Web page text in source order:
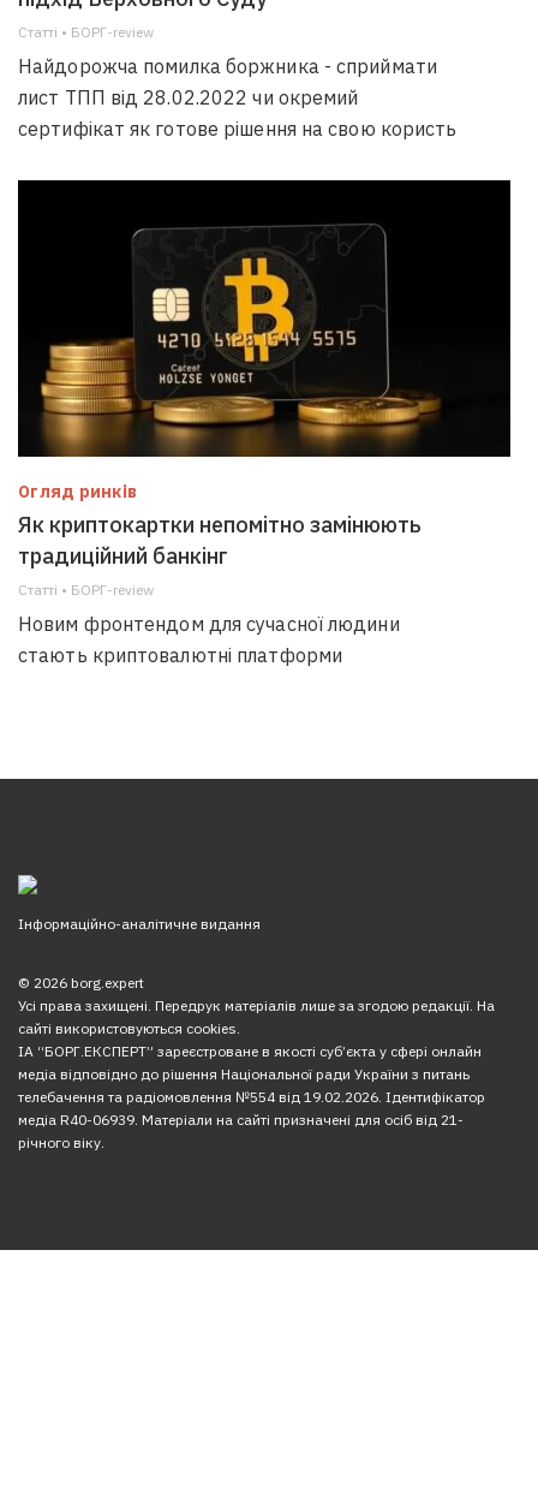
Статті • БОРГ-review
Найдорожча помилка боржника - сприймати
лист ТПП від 28.02.2022 чи окремий
сертифікат як готове рішення на свою користь
Огляд ринків
Як криптокартки непомітно замінюють
традиційний банкінг
Статті • БОРГ-review
Новим фронтендом для сучасної людини
стають криптовалютні платформи
Інформаційно-аналітичне видання
© 2026 borg.expert
Усі права захищені. Передрук матеріалів лише за згодою редакції. На
сайті використовуються cookies.
ІА “БОРГ.ЕКСПЕРТ” зареєстроване в якості суб’єкта у сфері онлайн
медіа відповідно до рішення Національної ради України з питань
телебачення та радіомовлення №554 від 19.02.2026. Ідентифікатор
медіа R40-06939. Матеріали на сайті призначені для осіб від 21-
річного віку.